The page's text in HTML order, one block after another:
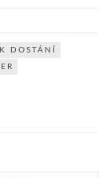
DOSTÁNÍ